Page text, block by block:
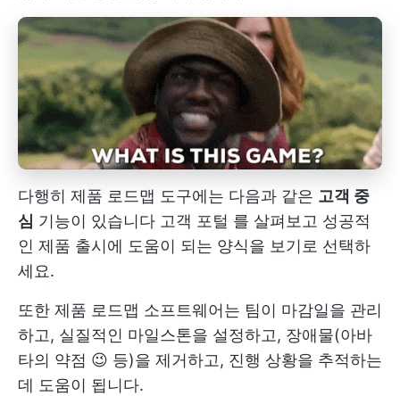
다행히 제품 로드맵 도구에는 다음과 같은 고객 중
심 기능이 있습니다 고객 포털 를 살펴보고 성공적
인 제품 출시에 도움이 되는 양식을 보기로 선택하
세요.
또한 제품 로드맵 소프트웨어는 팀이 마감일을 관리
하고, 실질적인 마일스톤을 설정하고, 장애물(아바
타의 약점 😉 등)을 제거하고, 진행 상황을 추적하는
데 도움이 됩니다.